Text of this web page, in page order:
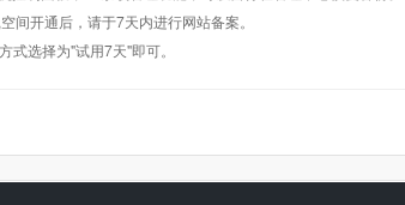
间开通后，请于7天内进行网站备案。
式选择为"试用7天"即可。